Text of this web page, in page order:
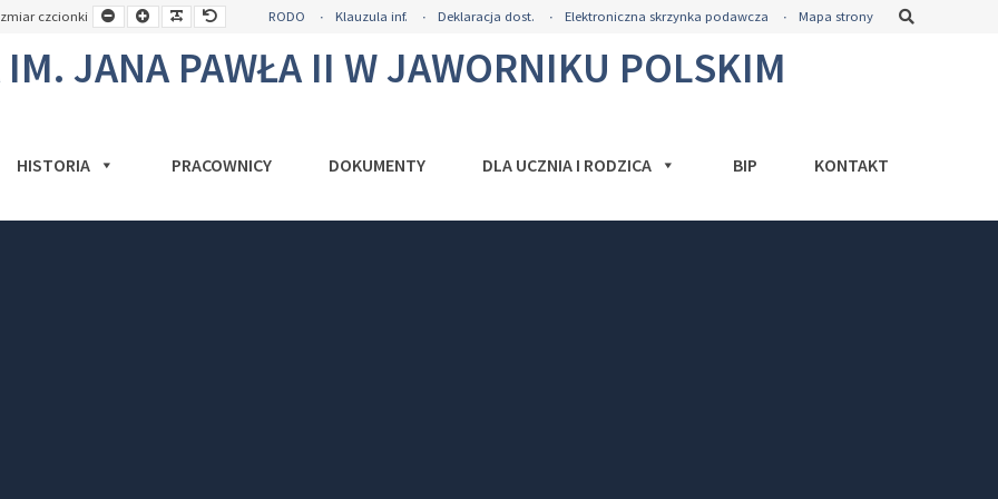
czcionki
Mniejsza
czcionka
Większa
czcionka
Czytelna
czcionka
Domyślny
rozmiar
RODO Klauzula inf. Deklaracja dost. Elektroniczna skrzynka podawcza Mapa strony
JANA PAWŁA II W JAWORNIKU POLSKIM
HISTORIA PRACOWNICY DOKUMENTY DLA UCZNIA I RODZICA BIP KONTAKT